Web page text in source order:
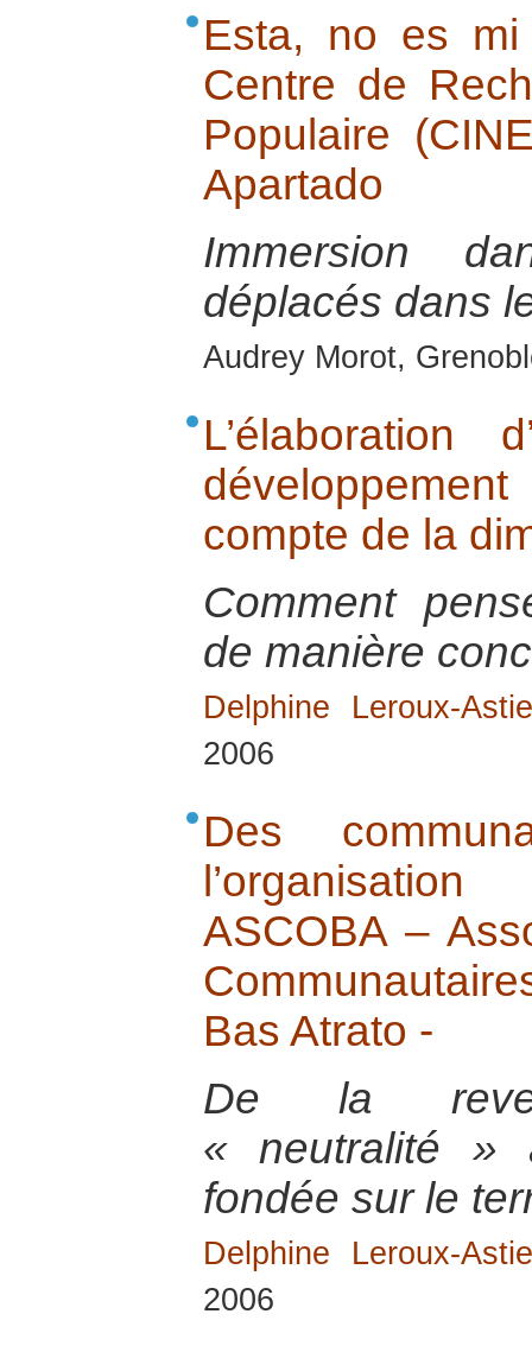
Esta, no es
Centre de
Populaire
Apartado
Immersion
déplacés dans
Audrey Morot,
L’élaboration
compte de la
Comment
de manière
Delphine Leroux-
2006
Des
ASCOBA –
Bas Atrato -
De la
« neutralité »
fondée sur le
Delphine Leroux-
2006